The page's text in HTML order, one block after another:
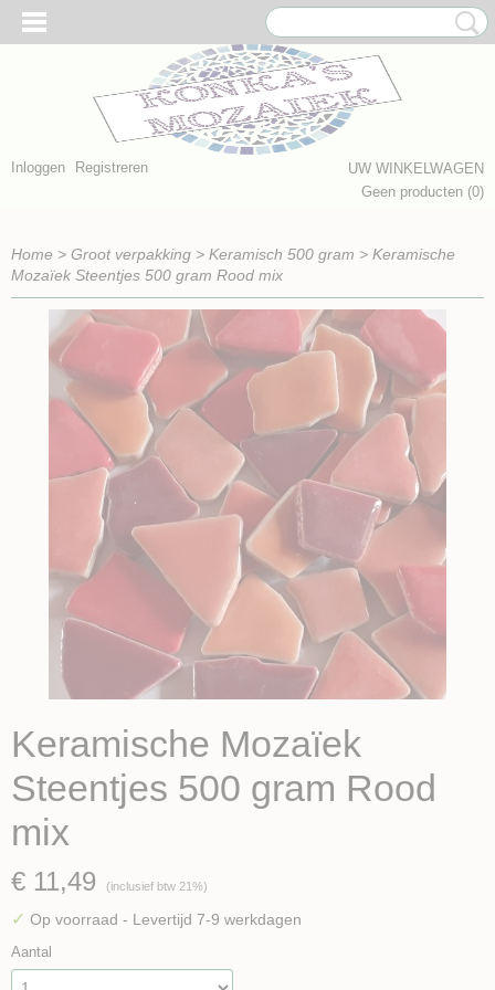
Inloggen Registreren
UW WINKELWAGEN
Geen producten (0)
Home > Groot verpakking > Keramisch 500 gram > Keramische
Mozaïek Steentjes 500 gram Rood mix
Keramische Mozaïek
Steentjes 500 gram Rood
mix
€ 11,49 (inclusief btw 21%)
✓ Op voorraad - Levertijd 7-9 werkdagen
Aantal